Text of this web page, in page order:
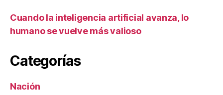
Cuando la inteligencia artificial avanza, lo
humano se vuelve más valioso
Categorías
Nación